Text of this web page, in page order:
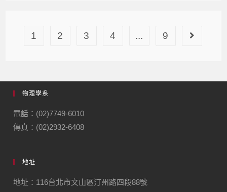
1 2 3 4 ... 9
物理學系
電話：(02)7749-6010
傳真：(02)2932-6408
地址
地址：116台北市文山區汀州路四段88號